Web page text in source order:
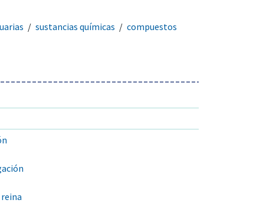
sustancias químicas
compuestos